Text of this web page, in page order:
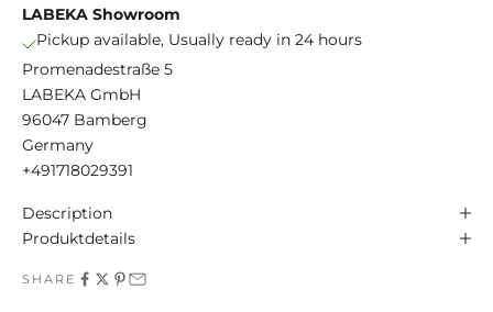
LABEKA Showroom
Pickup available, Usually ready in 24 hours
Promenadestraße 5
LABEKA GmbH
96047 Bamberg
Germany
+491718029391
Description
Produktdetails
SHARE